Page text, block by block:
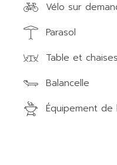
Vélo sur
Parasol
Table et
Balancelle
Équipement de